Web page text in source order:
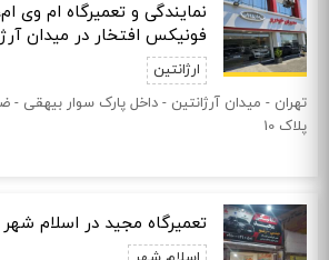
نمایندگی و تعمیرگاه ام وی
فونیکس افتخار در میدان
ارژانتین
تهران - میدان آرژانتین - داخل پارک سوار بیهقی
پلاک 10
تعمیرگاه مجید در اسلام شهر